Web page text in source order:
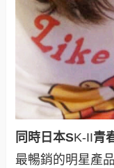
同時日本SK-II青
最暢銷的明星產